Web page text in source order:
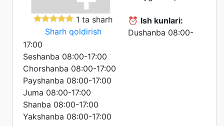
1 ta sharh
Sharh qoldirish
⏰ Ish kunlari:
Dushanba 08:00-
17:00
Seshanba 08:00-17:00
Chorshanba 08:00-17:00
Payshanba 08:00-17:00
Juma 08:00-17:00
Shanba 08:00-17:00
Yakshanba 08:00-17:00